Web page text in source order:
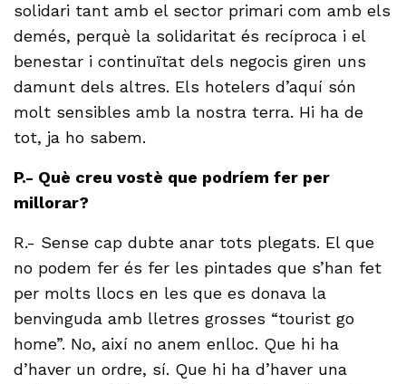
solidari tant amb el sector primari com amb els
demés, perquè la solidaritat és recíproca i el
benestar i continuïtat dels negocis giren uns
damunt dels altres. Els hotelers d’aquí són
molt sensibles amb la nostra terra. Hi ha de
tot, ja ho sabem.
P.- Què creu vostè que podríem fer per
millorar?
R.- Sense cap dubte anar tots plegats. El que
no podem fer és fer les pintades que s’han fet
per molts llocs en les que es donava la
benvinguda amb lletres grosses “tourist go
home”. No, així no anem enlloc. Que hi ha
d’haver un ordre, sí. Que hi ha d’haver una